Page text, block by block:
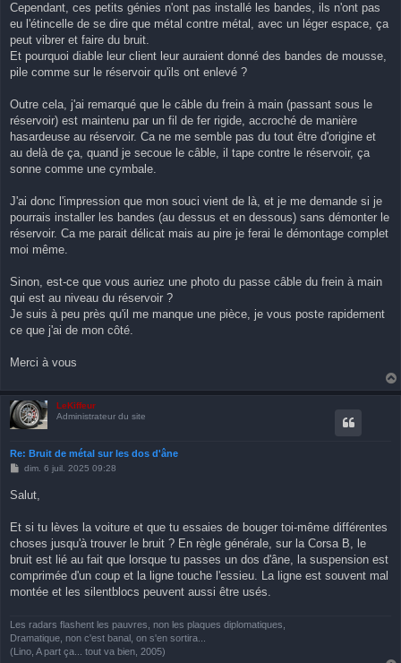
Cependant, ces petits génies n'ont pas installé les bandes, ils n'ont pas
eu l'étincelle de se dire que métal contre métal, avec un léger espace, ça
peut vibrer et faire du bruit.
Et pourquoi diable leur client leur auraient donné des bandes de mousse,
pile comme sur le réservoir qu'ils ont enlevé ?
Outre cela, j'ai remarqué que le câble du frein à main (passant sous le
réservoir) est maintenu par un fil de fer rigide, accroché de manière
hasardeuse au réservoir. Ca ne me semble pas du tout être d'origine et
au delà de ça, quand je secoue le câble, il tape contre le réservoir, ça
sonne comme une cymbale.
J'ai donc l'impression que mon souci vient de là, et je me demande si je
pourrais installer les bandes (au dessus et en dessous) sans démonter le
réservoir. Ca me parait délicat mais au pire je ferai le démontage complet
moi même.
Sinon, est-ce que vous auriez une photo du passe câble du frein à main
qui est au niveau du réservoir ?
Je suis à peu près qu'il me manque une pièce, je vous poste rapidement
ce que j'ai de mon côté.
Merci à vous
LeKiffeur
Administrateur du site
Re: Bruit de métal sur les dos d'âne
M
s
e
dim. 6 juil. 2025 09:28
Salut,
Et si tu lèves la voiture et que tu essaies de bouger toi-même différentes
choses jusqu'à trouver le bruit ? En règle générale, sur la Corsa B, le
bruit est lié au fait que lorsque tu passes un dos d'âne, la suspension est
comprimée d'un coup et la ligne touche l'essieu. La ligne est souvent mal
montée et les silentblocs peuvent aussi être usés.
Les radars flashent les pauvres, non les plaques diplomatiques,
Dramatique, non c'est banal, on s'en sortira...
(Lino, A part ça... tout va bien, 2005)